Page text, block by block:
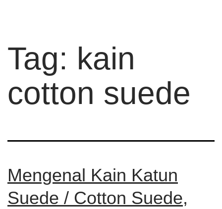
Tag: kain
cotton suede
Mengenal Kain Katun
Suede / Cotton Suede,